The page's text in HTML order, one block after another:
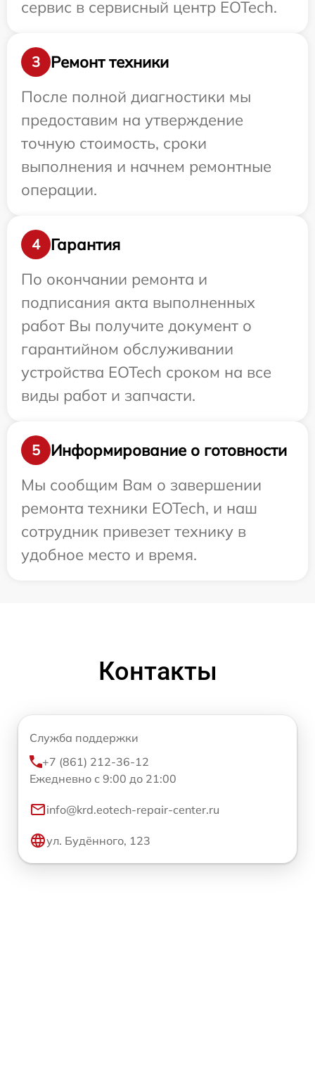
сервис в сервисный центр EOTech.
3
Ремонт техники
После полной диагностики мы
предоставим на утверждение
точную стоимость, сроки
выполнения и начнем ремонтные
операции.
4
Гарантия
По окончании ремонта и
подписания акта выполненных
работ Вы получите документ о
гарантийном обслуживании
устройства EOTech сроком на все
виды работ и запчасти.
5
Информирование о готовности
Мы сообщим Вам о завершении
ремонта техники EOTech, и наш
сотрудник привезет технику в
удобное место и время.
Контакты
Служба поддержки
+7 (861) 212-36-12
Ежедневно с 9:00 до 21:00
info@krd.eotech-repair-center.ru
ул. Будённого, 123